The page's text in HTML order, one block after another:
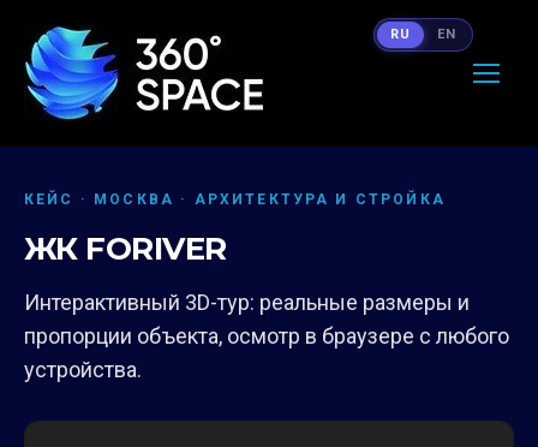
КЕЙС · МОСКВА · АРХИТЕКТУРА И СТРОЙКА
ЖК FORIVER
Интерактивный 3D-тур: реальные размеры и
пропорции объекта, осмотр в браузере с любого
устройства.
RU EN